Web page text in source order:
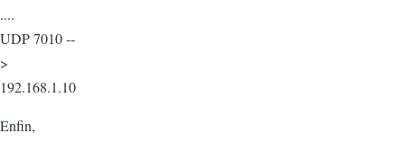
....
UDP 7010 --
>
192.168.1.10
Enfin,